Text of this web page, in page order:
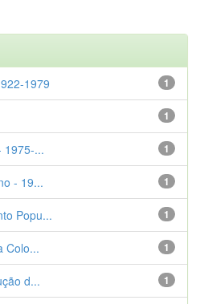
1
1979
1
1
1975-...
1
- 19...
1
Popu...
1
Colo...
1
d...